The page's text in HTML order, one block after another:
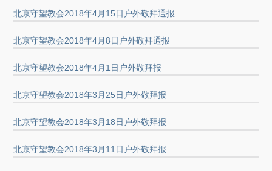
北京守望教会2018年4月15日户外敬拜通报
北京守望教会2018年4月8日户外敬拜通报
北京守望教会2018年4月1日户外敬拜报
北京守望教会2018年3月25日户外敬拜报
北京守望教会2018年3月18日户外敬拜报
北京守望教会2018年3月11日户外敬拜报